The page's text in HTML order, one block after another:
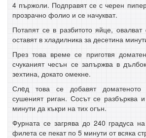
4 пържоли. Подправят се с черен
прозрачно фолио и се начукват.
Потапят се в разбитото яйце,
оставят в хладилника за десетина
През това време се приготвя
счуканият чесън се запържва в
зехтина, докато омекне.
Слeд това се добавят
сушеният риган. Сосът се разбърква
минути да къкри на тих огън.
Фурната се загрява до 240 градуса
филета се пекат по 5 минути от всяка